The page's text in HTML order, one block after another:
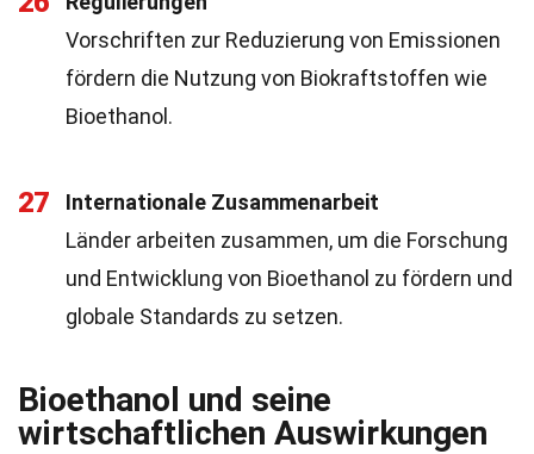
Vorschriften zur Reduzierung von Emissionen
fördern die Nutzung von Biokraftstoffen wie
Bioethanol.
27
Internationale Zusammenarbeit
Länder arbeiten zusammen, um die Forschung
und Entwicklung von Bioethanol zu fördern und
globale Standards zu setzen.
Bioethanol und seine
wirtschaftlichen Auswirkungen